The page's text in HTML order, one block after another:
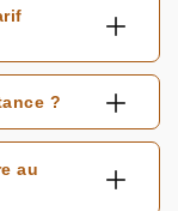
?
au